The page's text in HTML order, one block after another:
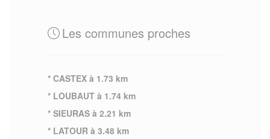
Les communes proches
* CASTEX à 1.73 km
* LOUBAUT à 1.74 km
* SIEURAS à 2.21 km
* LATOUR à 3.48 km